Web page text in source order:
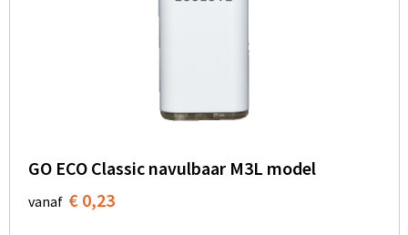
GO ECO Classic navulbaar M3L model
vanaf € 0,23